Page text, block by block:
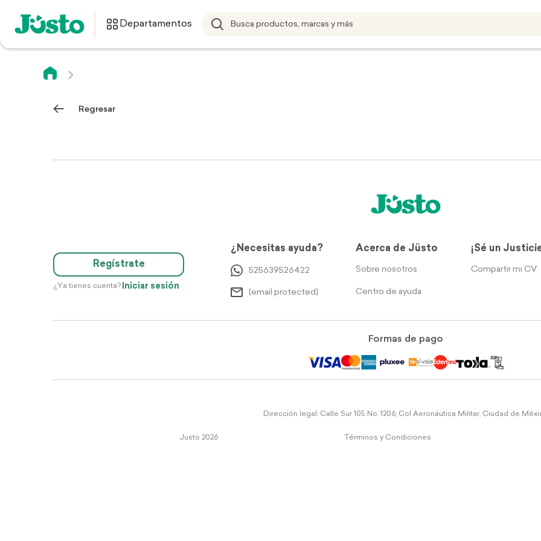
Departamentos
Regresar
Regístrate
¿Ya tienes cuenta? Iniciar sesión
¿Necesitas ayuda?
525639526422
[email protected]
Acerca de Jüsto
Sobre nosotros
Centro de ayuda
¡Sé un
Compartir mi CV
Formas de pago
Dirección legal: Calle Sur 105 No. 1206, Col Aeronáutica Militar, Ciudad de
Justo 2026 Términos y Condiciones